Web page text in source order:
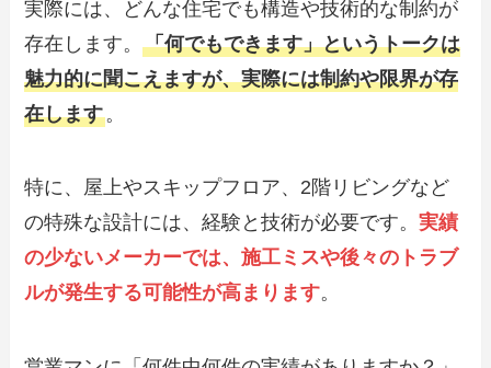
実際には、どんな住宅でも構造や技術的な制約が
存在します。「何でもできます」というトークは
魅力的に聞こえますが、実際には制約や限界が存
在します。
特に、屋上やスキップフロア、2階リビングなど
の特殊な設計には、経験と技術が必要です。実績
の少ないメーカーでは、施工ミスや後々のトラブ
ルが発生する可能性が高まります。